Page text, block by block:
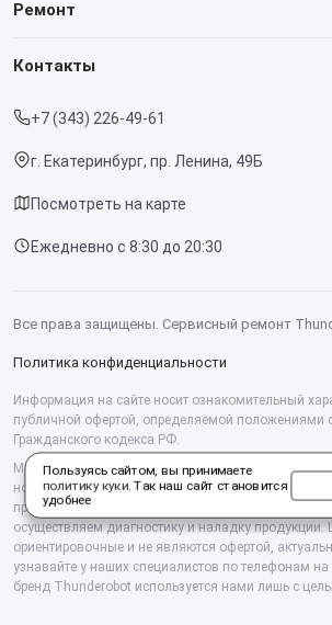
Срочный ремонт
Доставка и способы оплаты
Диагностика
Контакты
Ремонт
Ноутбуков
Контакты
+7 (343) 226-49-61
г. Екатеринбург, пр. Ленина, 49Б
Посмотреть на карте
Ежедневно с 8:30 до 20:30
Все права защищены. Сервисный ремонт
Политика конфиденциальности
Информация на сайте носит ознакомительный
публичной офертой, определяемой положениями
Гражданского кодекса РФ.
Мы специализируемся на обслуживании и
но не являемся их официальным представителем.
профессиональные услуги после истечения
осуществляем диагностику и наладку продукции.
ориентировочные и не являются офертой,
узнавайте у наших специалистов по телефонам
бренд Thunderobot используется нами лишь с
Пользуясь сайтом, вы принимаете
политику куки. Так наш сайт становится
удобнее